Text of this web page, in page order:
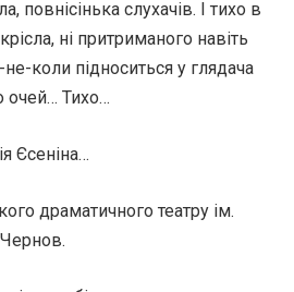
повнісінька слухачів. І тихо в
ні притриманого навіть
коли підноситься у глядача
очей… Тихо…
Єсеніна…
драматичного театру ім.